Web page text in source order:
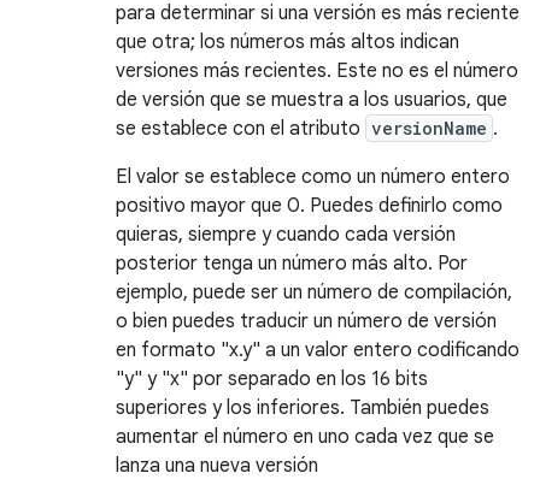
para determinar si una versión es más reciente
que otra; los números más altos indican
versiones más recientes. Este no es el número
de versión que se muestra a los usuarios, que
se establece con el atributo versionName .
El valor se establece como un número entero
positivo mayor que 0. Puedes definirlo como
quieras, siempre y cuando cada versión
posterior tenga un número más alto. Por
ejemplo, puede ser un número de compilación,
o bien puedes traducir un número de versión
en formato "x.y" a un valor entero codificando
"y" y "x" por separado en los 16 bits
superiores y los inferiores. También puedes
aumentar el número en uno cada vez que se
lanza una nueva versión